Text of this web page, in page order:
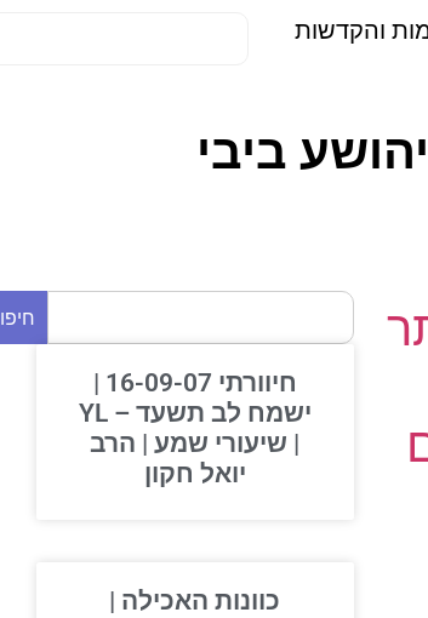
והקדשות
ביבי
חיפוש
חיוורתי 16-09-07 |
ישמח לב תשעד – YL
| שיעורי שמע | הרב
יואל חקון
כוונות האכילה |